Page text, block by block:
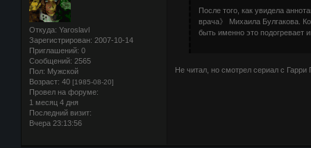
Откуда: Yaroslavl
Зарегистрирован: 2007-10-14
Приглашений: 0
Сообщений: 2565
Пол: Мужской
Возраст: 40 [1985-08-20]
Провел на форуме:
1 месяц 4 дня
Последний визит:
Вчера 23:13:56
После того, как увидела
врача》 Михаила Булгакова.
быть именно это подогревает
Не читал, но смотрел сериал с